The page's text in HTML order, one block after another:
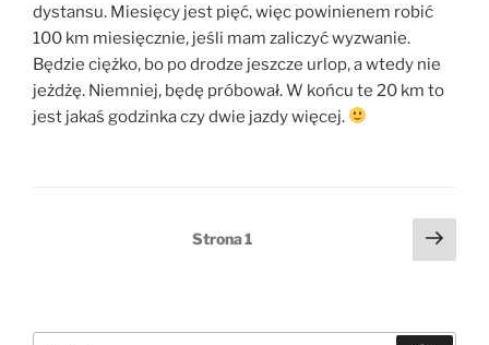
dystansu. Miesięcy jest pięć, więc powinienem robić
100 km miesięcznie, jeśli mam zaliczyć wyzwanie.
Będzie ciężko, bo po drodze jeszcze urlop, a wtedy nie
jeżdżę. Niemniej, będę próbował. W końcu te 20 km to
jest jakaś godzinka czy dwie jazdy więcej.
Strona1